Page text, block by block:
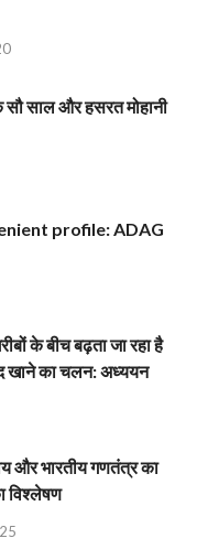
सौ साल और हसरत मोहानी
profile: ADAG
के बीच बढ़ता जा रहा है
खाने का चलन: अध्ययन
और भारतीय गणतंत्र का
विश्लेषण